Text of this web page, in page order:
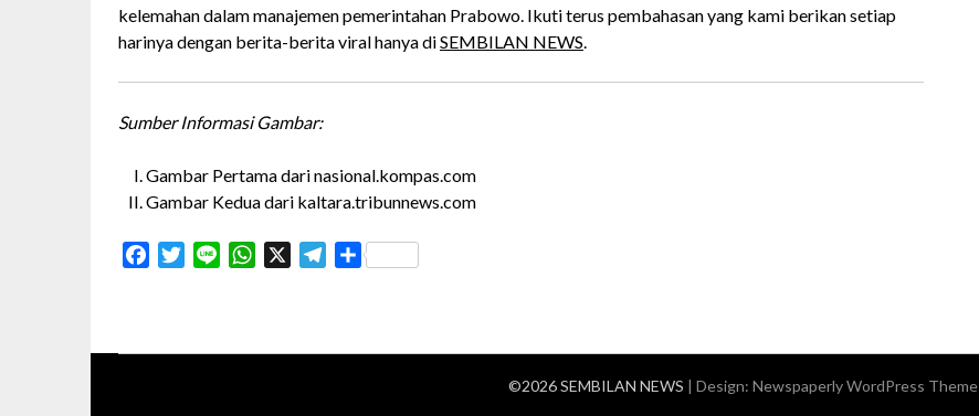
kelemahan dalam manajemen pemerintahan Prabowo. Ikuti terus pembahasan yang kami berikan setiap
harinya dengan berita-berita viral hanya diSEMBILAN NEWS.
Sumber Informasi Gambar:
Gambar Pertama dari nasional.kompas.com
Gambar Kedua dari kaltara.tribunnews.com
FacebookTwitterLine WhatsApp Telegram
Share
©2026 SEMBILAN NEWS | Design: Newspaperly WordPress Theme